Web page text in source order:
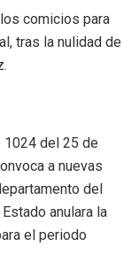
comicios para
tras la nulidad de
1024 del 25 de
a nuevas
del
anulara la
el periodo